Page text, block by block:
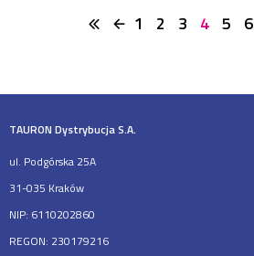
1 2 3 4 5 6
TAURON Dystrybucja S.A.
ul. Podgórska 25A
31-035 Kraków
NIP: 6110202860
REGON: 230179216